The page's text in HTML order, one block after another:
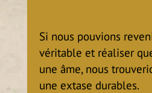
Si nous pouvions
véritable et réaliser
une âme, nous
une extase durables.